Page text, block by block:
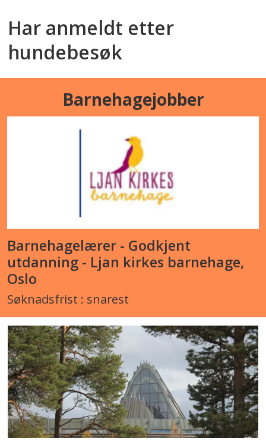
Har anmeldt etter
hundebesøk
Barnehagejobber
Barnehagelærer - Godkjent
utdanning - Ljan kirkes barnehage,
Oslo
Søknadsfrist : snarest